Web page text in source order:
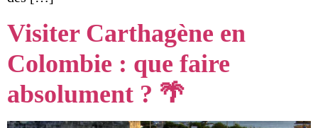
Visiter Carthagène en
Colombie : que faire
absolument ? 🌴